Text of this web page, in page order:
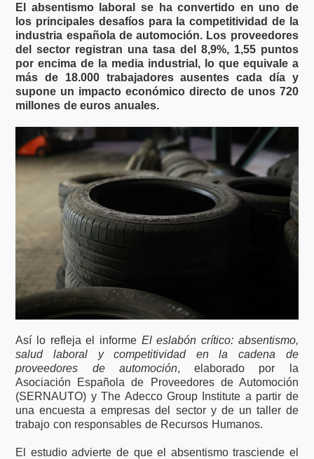
El absentismo laboral se ha convertido en uno de
los principales desafíos para la competitividad de la
industria española de automoción. Los proveedores
del sector registran una tasa del 8,9%, 1,55 puntos
por encima de la media industrial, lo que equivale a
más de 18.000 trabajadores ausentes cada día y
supone un impacto económico directo de unos 720
millones de euros anuales.
Así lo refleja el informe El eslabón crítico: absentismo,
salud laboral y competitividad en la cadena de
proveedores de automoción, elaborado por la
Asociación Española de Proveedores de Automoción
(SERNAUTO) y The Adecco Group Institute a partir de
una encuesta a empresas del sector y de un taller de
trabajo con responsables de Recursos Humanos.
El estudio advierte de que el absentismo trasciende el